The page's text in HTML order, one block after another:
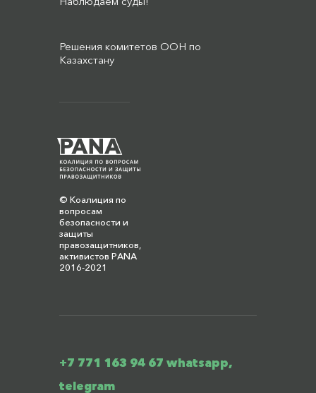
© Коалиция по
вопросам
безопасности и
защиты
правозащитников,
активистов PANA
2016-2021
Решения комитетов ООН по
Казахстану
+7 771 163 94 67 whatsapp,
telegram